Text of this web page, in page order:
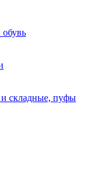
складные, пуфы